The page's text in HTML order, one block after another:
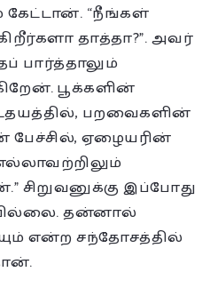
கேட்டான். “நீங்கள்
தாத்தா?”. அவர்
பார்த்தாலும்
பூக்களின்
உதயத்தில், பறவைகளின்
பேச்சில், ஏழையரின்
சிறுவனுக்கு இப்போது
தன்னால்
என்ற சந்தோசத்தில்